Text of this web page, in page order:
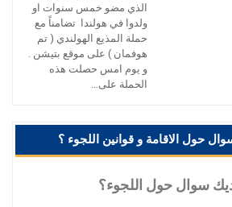
الذي مضو خمس سنوات او
ولدوا في هولندا تضامناً مع
حملة المذيع الهولندي ( تم
هوفمان ) على موقع بتيشن .
و يوم امس حصلت هذه
الحملة على
حول الاقامة و قوانين اللجوء ؟
سوال حول اللجوء؟